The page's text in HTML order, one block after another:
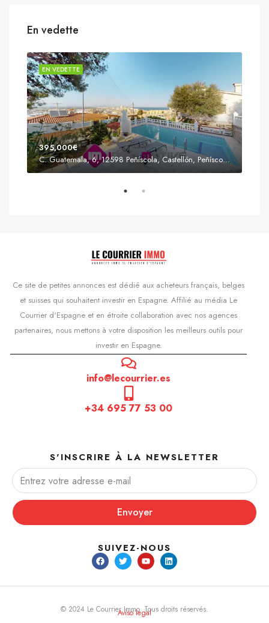
En vedette
EN VEDETTE
395,000€
C. Guatemala, 6, 12598 Peñíscola, Castellón, Peñíscola, Communauté valencienne
Ce site de petites annonces est dédié aux acheteurs français, belges
et suisses qui souhaitent investir en Espagne. Affilié au média Le
Courrier d'Espagne et en étroite collaboration avec nos agences
partenaires, nous mettons à votre disposition les meilleurs outils pour
investir en Espagne.
info@lecourrier.es
+34 695 77 53 00
S'INSCRIRE À LA NEWSLETTER
Envoyer
SUIVEZ-NOUS
© 2024 Le Courrier Immo. Tous droits réservés.
Aviso legal